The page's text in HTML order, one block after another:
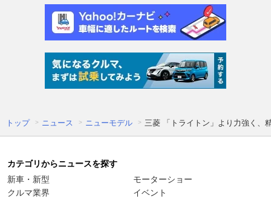
トップ ニュース ニューモデル 三菱 「トライトン」より力強く、
カテゴリからニュースを探す
新車・新型
クルマ業界
モーターショー
イベント